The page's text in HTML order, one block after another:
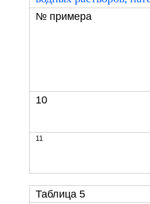
№ примера
10
11
Таблица 5